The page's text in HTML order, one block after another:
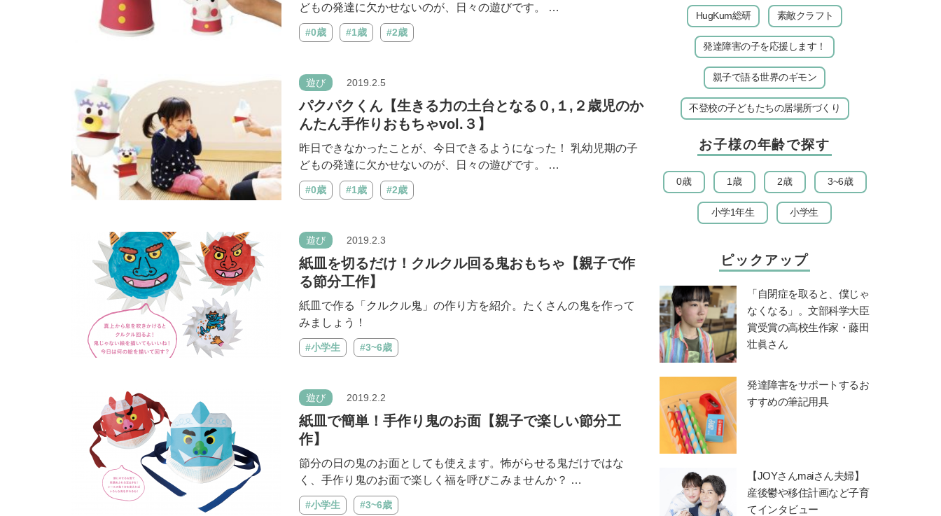
どもの発達に欠かせないのが、日々の遊びです。 …
#0歳 #1歳 #2歳
遊び 2019.2.5
パクパクくん【生きる力の土台となる０,１,２歳児のか
んたん手作りおもちゃvol.３】
昨日できなかったことが、今日できるようになった！ 乳幼児期の子
どもの発達に欠かせないのが、日々の遊びです。 …
#0歳 #1歳 #2歳
遊び 2019.2.3
紙皿を切るだけ！クルクル回る鬼おもちゃ【親子で作
る節分工作】
紙皿で作る「クルクル鬼」の作り方を紹介。たくさんの鬼を作って
みましょう！
#小学生 #3~6歳
遊び 2019.2.2
紙皿で簡単！手作り鬼のお面【親子で楽しい節分工
作】
節分の日の鬼のお面としても使えます。怖がらせる鬼だけではな
く、手作り鬼のお面で楽しく福を呼びこみませんか？ …
#小学生 #3~6歳
HugKum総研 素敵クラフト
発達障害の子を応援します！
親子で語る世界のギモン
不登校の子どもたちの居場所づくり
お子様の年齢で探す
0歳 1歳 2歳 3~6歳
小学1年生 小学生
ピックアップ
「自閉症を取ると、僕じゃ
なくなる」。文部科学大臣
賞受賞の高校生作家・藤田
壮眞さん
発達障害をサポートするお
すすめの筆記用具
【JOYさんmaiさん夫婦】
産後鬱や移住計画など子育
てインタビュー